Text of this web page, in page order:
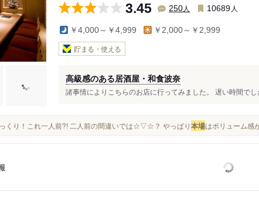
3.45 250人 10689 人
￥4,000～￥4,999 ￥2,000～￥2,999
貯まる・使える
高級感のある居酒屋・和食波奈
諸事情によりこちらのお店に行ってみました。 遅い時間で
くり！これ一人前?! 二人前の間違いでは☆▽☆？ やっぱり本場はボリューム感